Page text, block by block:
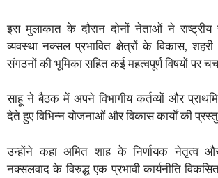
इस मुलाकात के दौरान दोनों नेताओं ने राष्ट्रीय
व्यवस्था नक्सल प्रभावित क्षेत्रों के विकास,
संगठनों की भूमिका सहित कई महत्वपूर्ण विषयों पर
साहू ने बैठक में अपने विभागीय कर्तव्यों और
देते हुए विभिन्न योजनाओं और विकास कार्यों की
उन्होंने कहा अमित शाह के निर्णायक नेतृत्व
नक्सलवाद के विरुद्ध एक प्रभावी कार्यनीति